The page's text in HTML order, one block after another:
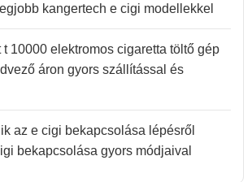
kangertech e cigi modellekkel
10000 elektromos cigaretta töltő gép
áron gyors szállítással és
az e cigi bekapcsolása lépésről
bekapcsolása gyors módjaival